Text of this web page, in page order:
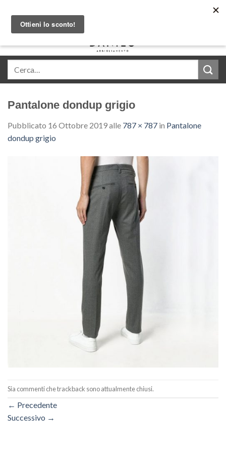
content
Pantalone dondup grigio
Pubblicato 16 Ottobre 2019alle 787 × 787 in Pantalone
dondup grigio
Sia commenti che trackback sono attualmente chiusi.
← Precedente
Successivo →